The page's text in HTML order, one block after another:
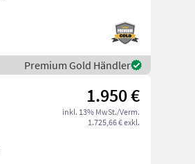
Premium Gold Händler
1.950 €
inkl. 13% MwSt./Verm.
1.725,66 € exkl.